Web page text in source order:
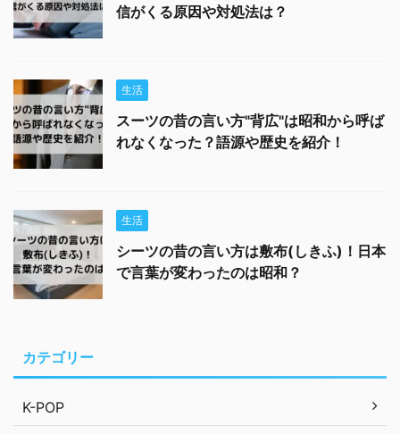
信がくる原因や対処法は？
生活
スーツの昔の言い方"背広"は昭和から呼ば
れなくなった？語源や歴史を紹介！
生活
シーツの昔の言い方は敷布(しきふ)！日本
で言葉が変わったのは昭和？
カテゴリー
K-POP